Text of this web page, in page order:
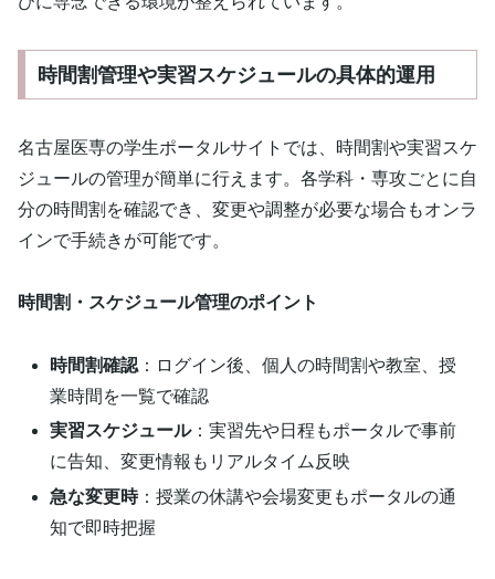
時間割管理や実習スケジュールの具体的運用
名古屋医専の学生ポータルサイトでは、時間割や実習スケ
ジュールの管理が簡単に行えます。各学科・専攻ごとに自
分の時間割を確認でき、変更や調整が必要な場合もオンラ
インで手続きが可能です。
時間割・スケジュール管理のポイント
時間割確認 ：ログイン後、個人の時間割や教室、授
業時間を一覧で確認
実習スケジュール：実習先や日程もポータルで事前
に告知、変更情報もリアルタイム反映
急な変更時：授業の休講や会場変更もポータルの通
知で即時把握